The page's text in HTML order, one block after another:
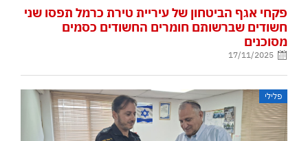
פקחי אגף הביטחון של עיריית טירת כרמל תפסו שני
חשודים שברשותם חומרים החשודים כסמים
מסוכנים
17/11/2025
פלילי